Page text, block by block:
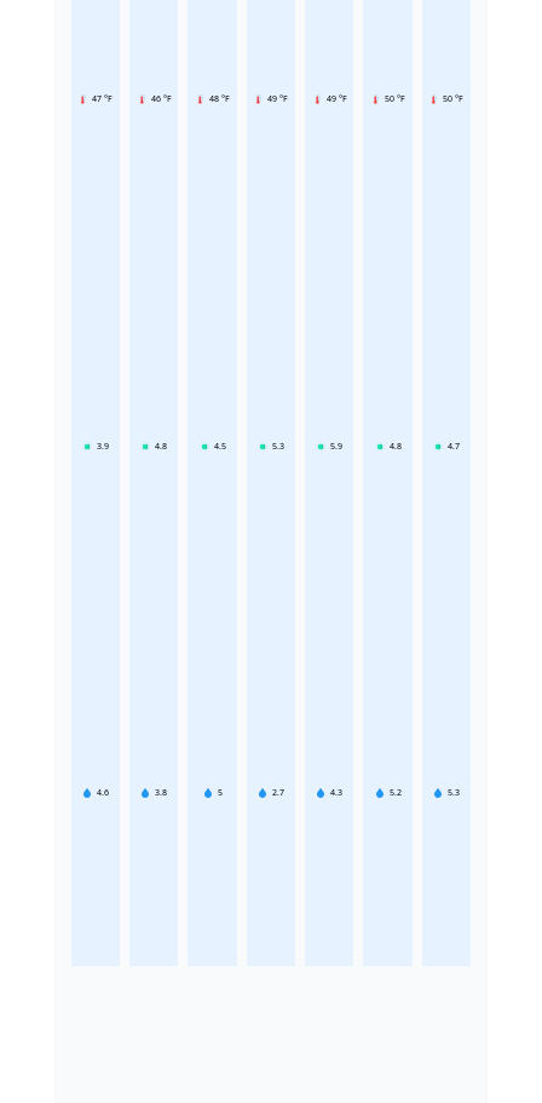
47 °F
3.9
4.6
46 °F
4.8
3.8
48 °F
4.5
5
49 °F
5.3
2.7
49 °F
5.9
4.3
50 °F
4.8
5.2
50 °F
4.7
5.3